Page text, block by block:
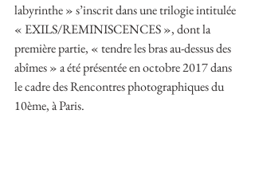
labyrinthe » s’inscrit dans une trilogie intitulée
« EXILS/REMINISCENCES », dont la
première partie, « tendre les bras au-dessus des
abîmes » a été présentée en octobre 2017 dans
le cadre des Rencontres photographiques du
10ème, à Paris.